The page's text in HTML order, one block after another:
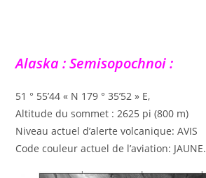
Alaska : Semisopochnoi :
51 ° 55’44 « N 179 ° 35’52 » E,
Altitude du sommet : 2625 pi (800 m)
Niveau actuel d’alerte volcanique: AVIS
Code couleur actuel de l’aviation: JAUNE.